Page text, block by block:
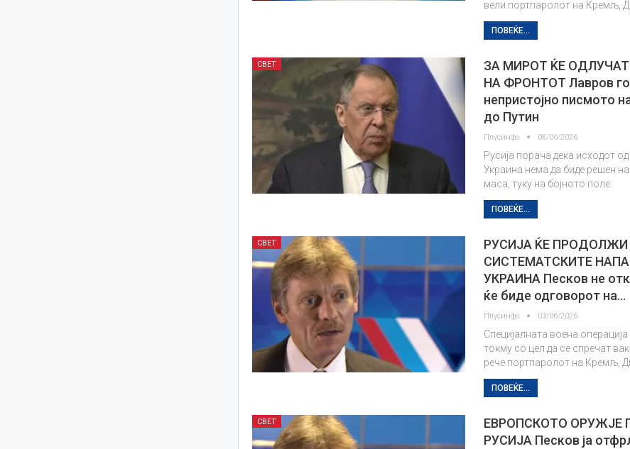
вели портпаролот на Кремљ,
ПОВЕЌЕ...
СВЕТ
ЗА МИРОТ ЌЕ
НА ФРОНТОТ Лавров го
непристојно писмото
до Путин
Плусинфо 08/06/2026
Русија порача дека исходот
Украина нема да биде решен
маса, туку на бојното поле.
ПОВЕЌЕ...
СВЕТ
РУСИЈА ЌЕ ПРОДОЛЖИ
СИСТЕМАТСКИТЕ
УКРАИНА Песков не
ќе биде одговорот на…
Плусинфо 03/06/2026
Специјалната воена
токму со цел да се спречат
рече портпаролот на Кремљ,
ПОВЕЌЕ...
СВЕТ
ЕВРОПСКОТО ОРУЖЈЕ
РУСИЈА Песков ја